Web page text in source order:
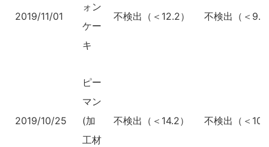
2019/11/01
ォン
ケー
キ
不検出（＜12.2） 不検出（＜9.6
2019/10/25
ピー
マン
(加
工材
不検出（＜14.2） 不検出（＜